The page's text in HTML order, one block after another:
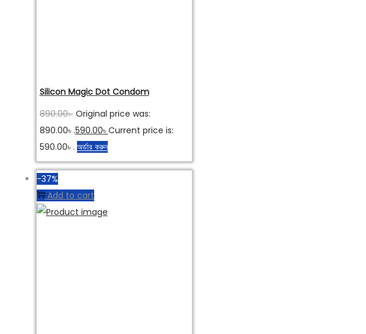
Silicon Magic Dot Condom
890.00৳ Original price was:
890.00৳ .590.00৳ Current price is:
590.00৳ . অর্ডার করুন
-37%
Add to cart